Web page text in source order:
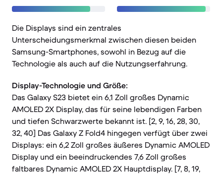
Die Displays sind ein zentrales
Unterscheidungsmerkmal zwischen diesen beiden
Samsung-Smartphones, sowohl in Bezug auf die
Technologie als auch auf die Nutzungserfahrung.
Display-Technologie und Größe:
Das Galaxy S23 bietet ein 6,1 Zoll großes Dynamic
AMOLED 2X Display, das für seine lebendigen Farben
und tiefen Schwarzwerte bekannt ist. [2, 9, 16, 28, 30,
32, 40] Das Galaxy Z Fold4 hingegen verfügt über zwei
Displays: ein 6,2 Zoll großes äußeres Dynamic AMOLED
Display und ein beeindruckendes 7,6 Zoll großes
faltbares Dynamic AMOLED 2X Hauptdisplay. [7, 8, 19,